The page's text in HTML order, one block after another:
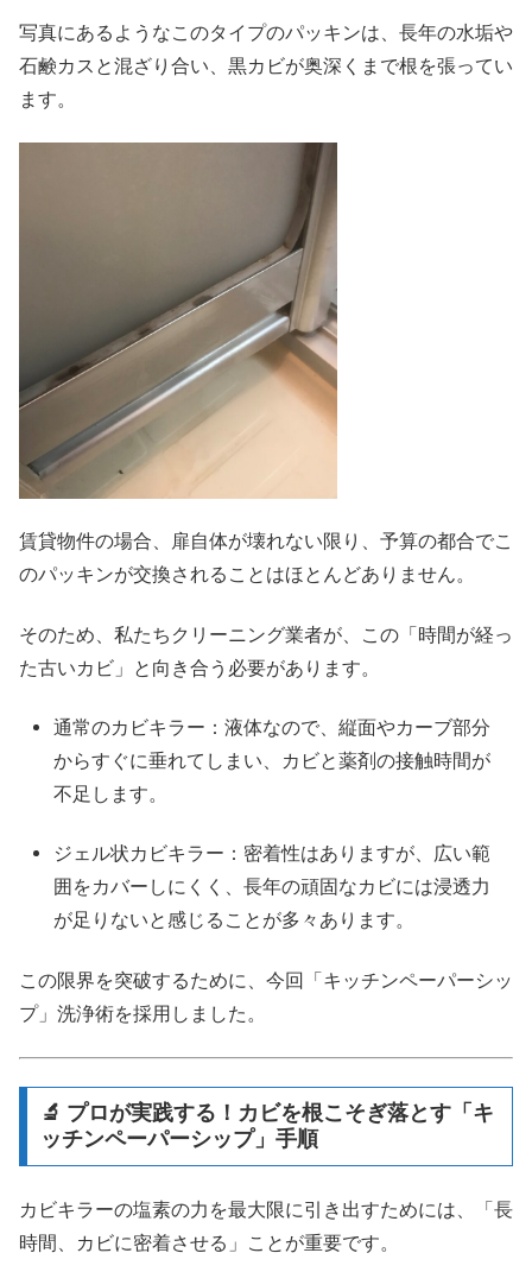
写真にあるようなこのタイプのパッキンは、長年の水垢や
石鹸カスと混ざり合い、黒カビが奥深くまで根を張ってい
ます。
賃貸物件の場合、扉自体が壊れない限り、予算の都合でこ
のパッキンが交換されることはほとんどありません。
そのため、私たちクリーニング業者が、この「時間が経っ
た古いカビ」と向き合う必要があります。
通常のカビキラー：液体なので、縦面やカーブ部分
からすぐに垂れてしまい、カビと薬剤の接触時間が
不足します。
ジェル状カビキラー：密着性はありますが、広い範
囲をカバーしにくく、長年の頑固なカビには浸透力
が足りないと感じることが多々あります。
この限界を突破するために、今回「キッチンペーパーシッ
プ」洗浄術を採用しました。
🔬 プロが実践する！カビを根こそぎ落とす「キ
ッチンペーパーシップ」手順
カビキラーの塩素の力を最大限に引き出すためには、「長
時間、カビに密着させる」ことが重要です。